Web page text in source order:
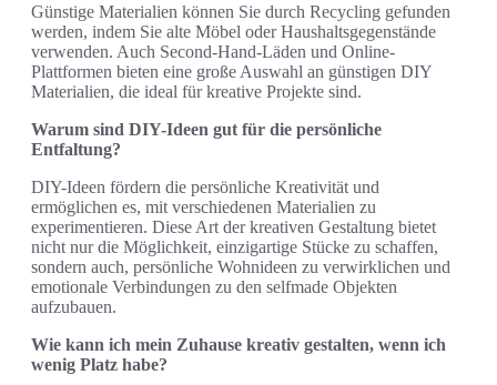
Günstige Materialien können Sie durch Recycling gefunden
werden, indem Sie alte Möbel oder Haushaltsgegenstände
verwenden. Auch Second-Hand-Läden und Online-
Plattformen bieten eine große Auswahl an günstigen DIY
Materialien, die ideal für kreative Projekte sind.
Warum sind DIY-Ideen gut für die persönliche
Entfaltung?
DIY-Ideen fördern die persönliche Kreativität und
ermöglichen es, mit verschiedenen Materialien zu
experimentieren. Diese Art der kreativen Gestaltung bietet
nicht nur die Möglichkeit, einzigartige Stücke zu schaffen,
sondern auch, persönliche Wohnideen zu verwirklichen und
emotionale Verbindungen zu den selfmade Objekten
aufzubauen.
Wie kann ich mein Zuhause kreativ gestalten, wenn ich
wenig Platz habe?